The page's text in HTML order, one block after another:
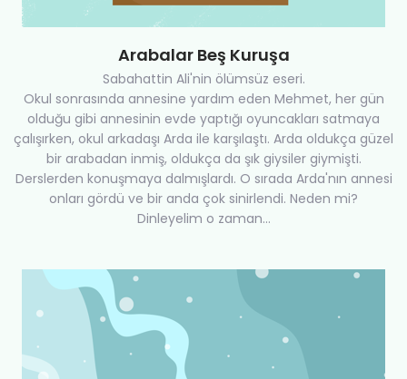
Arabalar Beş Kuruşa
Sabahattin Ali'nin ölümsüz eseri.
Okul sonrasında annesine yardım eden Mehmet, her gün
olduğu gibi annesinin evde yaptığı oyuncakları satmaya
çalışırken, okul arkadaşı Arda ile karşılaştı. Arda oldukça güzel
bir arabadan inmiş, oldukça da şık giysiler giymişti.
Derslerden konuşmaya dalmışlardı. O sırada Arda'nın annesi
onları gördü ve bir anda çok sinirlendi. Neden mi?
Dinleyelim o zaman...